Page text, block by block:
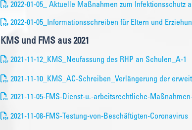
2022-01-05_ Aktuelle Maßnahmen zum Infektionsschutz
2022-01-05_Informationsschreiben für Eltern und
KMS und FMS aus 2021
2021-11-12_KMS_Neufassung des RHP an Schulen_A-1
2021-11-10_KMS_AC-Schreiben_Verlängerung der
2021-11-05-FMS-Dienst-u.-arbeitsrechtliche-
2021-11-08-FMS-Testung-von-Beschäftigten-Coronavirus